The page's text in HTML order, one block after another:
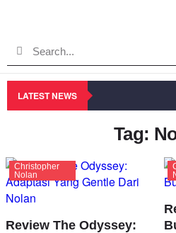
LATEST NEWS
Tag:
Christopher
Nolan
Review The Odyssey: